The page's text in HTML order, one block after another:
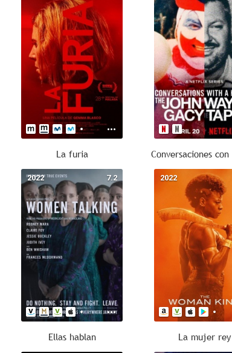
La furia
7.2
2022
Ellas hablan
2022
La mujer rey